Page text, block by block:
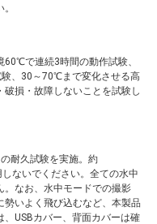
で連続3時間の動作試験、
、30～70℃まで変化させる高
損・故障しないことを試験し
耐久試験を実施。約
ないでください。全ての水中
。なお、水中モードでの撮影
いよく飛び込むなど、本製品
USBカバー、背面カバーは確